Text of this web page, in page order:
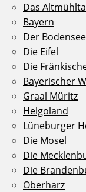
Das
Bayern
Der Bodensee
Die Eifel
Die
Bayerischer
Graal Müritz
Helgoland
Lüneburger
Die Mosel
Die
Die
Oberharz